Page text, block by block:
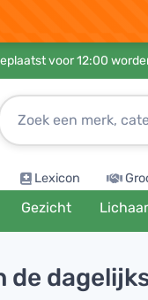
voor 12:00
Lexicon
Gezicht
de